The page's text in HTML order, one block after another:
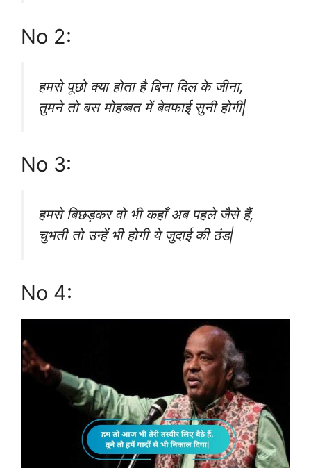
No 2:
हमसे पूछो क्या होता है बिना दिल के जीना,
तुमने तो बस मोहब्बत में बेवफाई सुनी होगी|
No 3:
हमसे बिछड़कर वो भी कहाँ अब पहले जैसे हैं,
चुभती तो उन्हें भी होगी ये जुदाई की ठंड|
No 4: